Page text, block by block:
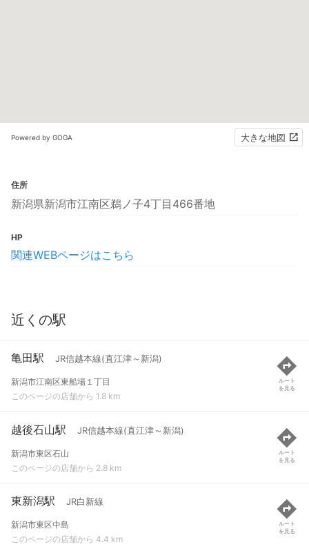
Powered by GOGA 大きな地図
住所
新潟県新潟市江南区鵜ノ子4丁目466番地
HP
関連WEBページはこちら
近くの駅
亀田駅 JR信越本線(直江津～新潟)
新潟市江南区東船場１丁目
このページの店舗から 1.8 km
ルート
を見る
越後石山駅 JR信越本線(直江津～新潟)
新潟市東区石山
このページの店舗から 2.8 km
ルート
を見る
東新潟駅 JR白新線
新潟市東区中島
このページの店舗から 4.4 km
ルート
を見る